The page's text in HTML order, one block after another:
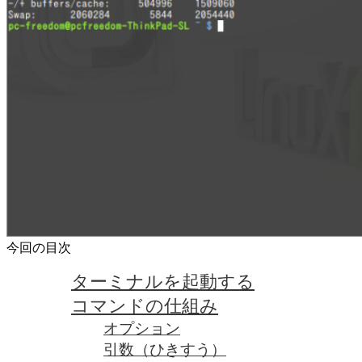
今回の目次
ターミナルを起動する
コマンドの仕組み
オプション
引数（ひきすう）